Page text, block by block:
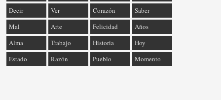
Decir
Ver Corazón
Saber
Mal
Arte Felicidad
Años
Alma
Trabajo Historia
Hoy
Estado
Razón Pueblo Momento